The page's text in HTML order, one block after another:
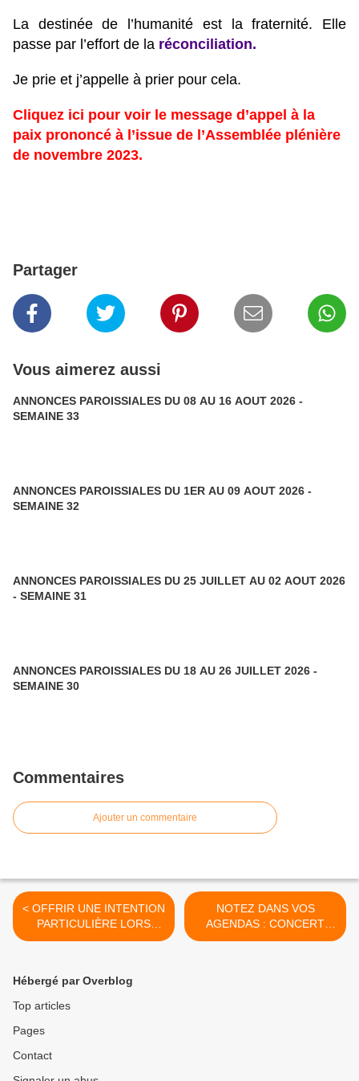
La destinée de l’humanité est la fraternité. Elle
passe par l’effort de la réconciliation.
Je prie et j’appelle à prier pour cela.
Cliquez ici pour voir le message d’appel à la
paix prononcé à l’issue de l’Assemblée plénière
de novembre 2023.
Partager
Vous aimerez aussi
ANNONCES PAROISSIALES DU 08 AU 16 AOUT 2026 -
SEMAINE 33
ANNONCES PAROISSIALES DU 1ER AU 09 AOUT 2026 -
SEMAINE 32
ANNONCES PAROISSIALES DU 25 JUILLET AU 02 AOUT 2026
- SEMAINE 31
ANNONCES PAROISSIALES DU 18 AU 26 JUILLET 2026 -
SEMAINE 30
Commentaires
Ajouter un commentaire
< OFFRIR UNE INTENTION
PARTICULIÈRE LORS
D'UNE MESSE
NOTEZ DANS VOS
AGENDAS : CONCERT
ÉGLISE SAINT-PHÉBADE
Hébergé par Overblog
Top articles
Pages
Contact